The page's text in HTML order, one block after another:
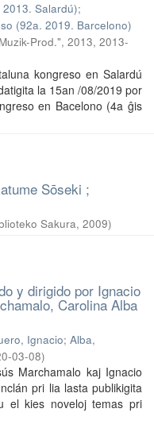
Salardú);
(92a. 2019. Barcelono)
Prod.", 2013, 2013-
kongreso en Salardú
la 15an /08/2019 por
en Bacelono (4a ĝis
Sōseki ;
Sakura, 2009)
y dirigido por Ignacio
Carolina Alba
Ignacio; Alba,
03-08)
Marchamalo kaj Ignacio
pri lia lasta publikigita
el kies noveloj temas pri